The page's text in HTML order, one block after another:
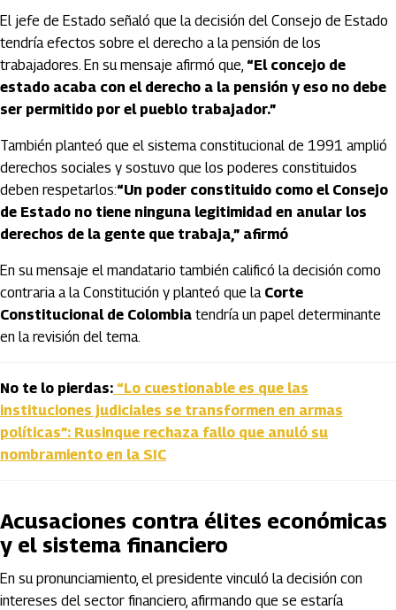
El jefe de Estado señaló que la decisión del Consejo de Estado
tendría efectos sobre el derecho a la pensión de los
trabajadores. En su mensaje afirmó que, “El concejo de
estado acaba con el derecho a la pensión y eso no debe
ser permitido por el pueblo trabajador.”
También planteó que el sistema constitucional de 1991 amplió
derechos sociales y sostuvo que los poderes constituidos
deben respetarlos:“Un poder constituido como el Consejo
de Estado no tiene ninguna legitimidad en anular los
derechos de la gente que trabaja,” afirmó
En su mensaje el mandatario también calificó la decisión como
contraria a la Constitución y planteó que la Corte
Constitucional de Colombia tendría un papel determinante
en la revisión del tema.
No te lo pierdas: “Lo cuestionable es que las
instituciones judiciales se transformen en armas
políticas”: Rusinque rechaza fallo que anuló su
nombramiento en la SIC
Acusaciones contra élites económicas
y el sistema financiero
En su pronunciamiento, el presidente vinculó la decisión con
intereses del sector financiero, afirmando que se estaría